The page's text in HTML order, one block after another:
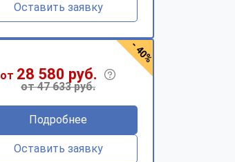
Оставить заявку
от 28 580 руб.
от 47 633 руб.
Подробнее
Оставить заявку
- 40%